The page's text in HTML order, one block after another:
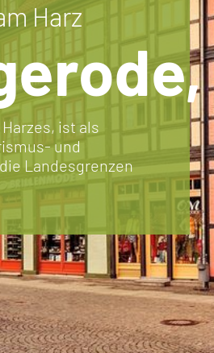
Harz
ist als
und
Landesgrenzen